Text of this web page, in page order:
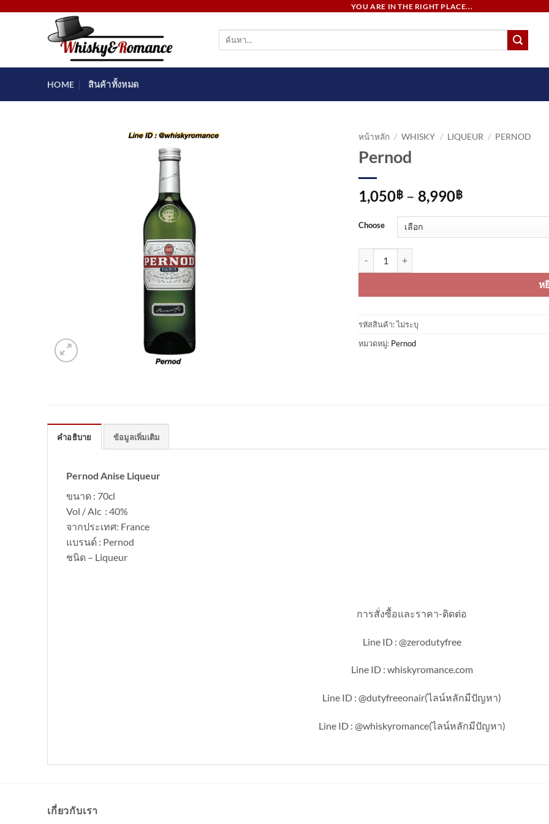
YOU ARE IN THE RIGHT PLACE...
ค้นหา:
HOME สินค้าทั้งหมด
หน้าหลัก / WHISKY / LIQUEUR / PERNOD
Pernod
1,050฿ – 8,990฿Price
through
Choose
ห
รหัสสินค้า:ไม่ระบุ
หมวดหมู่: Pernod
คำอธิบาย ข้อมูลเพิ่มเติม
Pernod Anise Liqueur
ขนาด : 70cl
Vol / Alc : 40%
จากประเทศ: France
แบรนด์ : Pernod
ชนิด – Liqueur
การสั่งซื้อและราคา-ติดต่อ
Line ID : @zerodutyfree
Line ID : whiskyromance.com
Line ID : @dutyfreeonair(ไลน์หลักมีปัญหา)
Line ID : @whiskyromance(ไลน์หลักมีปัญหา)
เกี่ยวกับเรา